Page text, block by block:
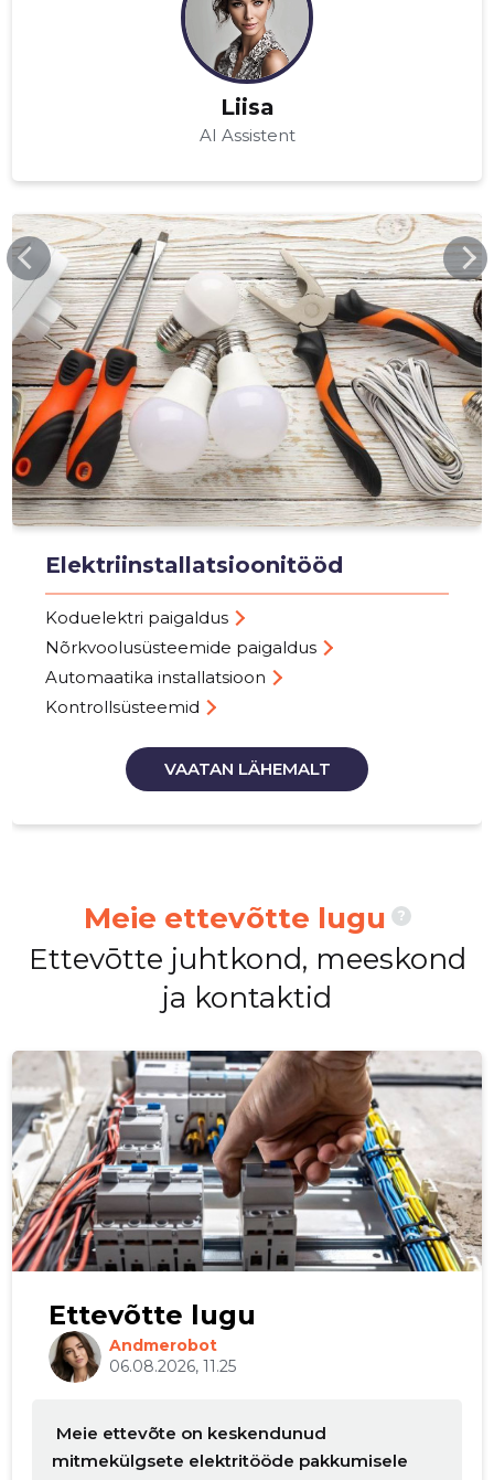
Liisa
AI Assistent
SODESIGN.EE
Elektriinstallatsioonitööd
Koduelektri paigaldus
Nõrkvoolusüsteemide paigaldus
Automaatika installatsioon
Kontrollsüsteemid
VAATAN LÄHEMALT
Meie ettevõtte lugu ?
Ettevōtte juhtkond, meeskond
ja kontaktid
Ettevõtte lugu
Andmerobot
06.08.2026, 11.25
Meie ettevõte on keskendunud
mitmekülgsete elektritööde pakkumisele